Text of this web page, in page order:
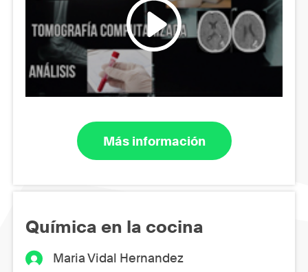
Más información
Química en la cocina
Maria Vidal Hernandez